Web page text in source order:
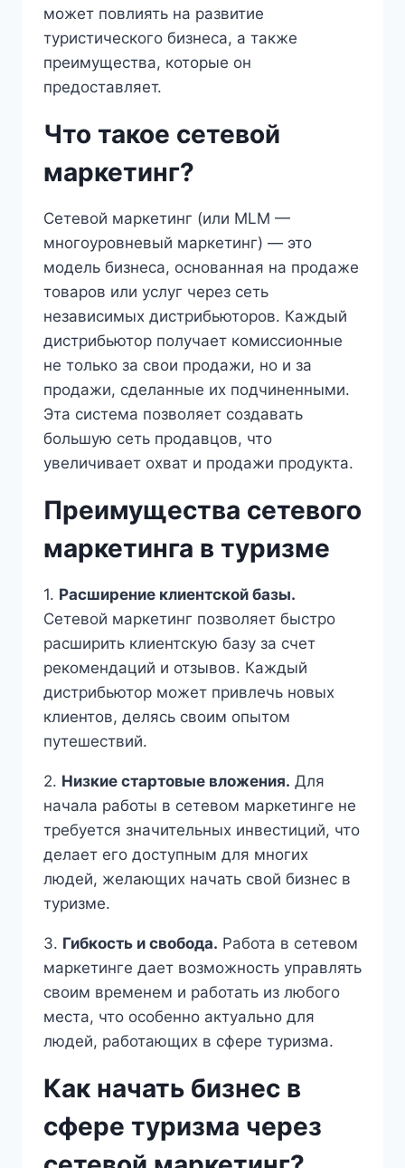
может повлиять на развитие
туристического бизнеса, а также
преимущества, которые он
предоставляет.
Что такое сетевой
маркетинг?
Сетевой маркетинг (или MLM —
многоуровневый маркетинг) — это
модель бизнеса, основанная на продаже
товаров или услуг через сеть
независимых дистрибьюторов. Каждый
дистрибьютор получает комиссионные
не только за свои продажи, но и за
продажи, сделанные их подчиненными.
Эта система позволяет создавать
большую сеть продавцов, что
увеличивает охват и продажи продукта.
Преимущества сетевого
маркетинга в туризме
1. Расширение клиентской базы.
Сетевой маркетинг позволяет быстро
расширить клиентскую базу за счет
рекомендаций и отзывов. Каждый
дистрибьютор может привлечь новых
клиентов, делясь своим опытом
путешествий.
2. Низкие стартовые вложения. Для
начала работы в сетевом маркетинге не
требуется значительных инвестиций, что
делает его доступным для многих
людей, желающих начать свой бизнес в
туризме.
3. Гибкость и свобода. Работа в сетевом
маркетинге дает возможность управлять
своим временем и работать из любого
места, что особенно актуально для
людей, работающих в сфере туризма.
Как начать бизнес в
сфере туризма через